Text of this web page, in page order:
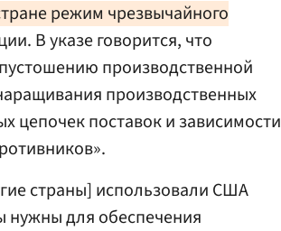
режим чрезвычайного
В указе говорится, что
производственной
производственных
цепочек поставок и зависимости
страны] использовали США
нужны для обеспечения